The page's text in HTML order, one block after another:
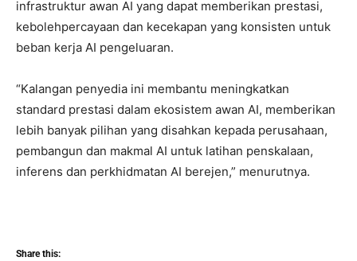
infrastruktur awan AI yang dapat memberikan prestasi,
kebolehpercayaan dan kecekapan yang konsisten untuk
beban kerja AI pengeluaran.
“Kalangan penyedia ini membantu meningkatkan
standard prestasi dalam ekosistem awan AI, memberikan
lebih banyak pilihan yang disahkan kepada perusahaan,
pembangun dan makmal AI untuk latihan penskalaan,
inferens dan perkhidmatan AI berejen,” menurutnya.
Share this: